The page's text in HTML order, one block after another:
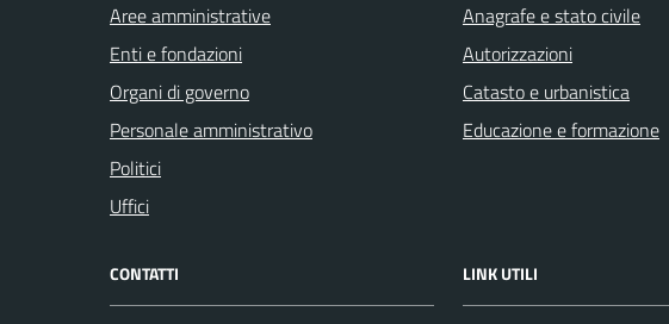
Aree amministrative
Enti e fondazioni
Organi di governo
Personale amministrativo
Politici
Uffici
Anagrafe e stato civile
Autorizzazioni
Catasto e urbanistica
Educazione e formazione
CONTATTI LINK UTILI